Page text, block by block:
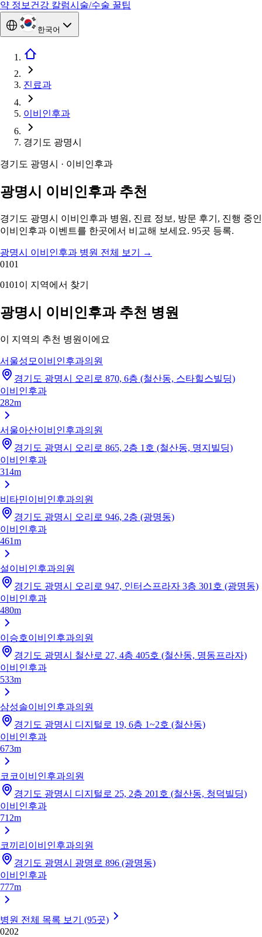
약 정보 건강 칼럼시술/수술 꿀팁
한국어
진료과
이비인후과
경기도 광명시
경기도 광명시 · 이비인후과
광명시 이비인후과 추천
경기도 광명시 이비인후과 병원, 진료 정보, 방문 후기, 진행 중인
이비인후과 이벤트를 한곳에서 비교해 보세요. 95곳 등록.
광명시 이비인후과 병원 전체 보기
→
0101
0101 이 지역에서 찾기
광명시 이비인후과 추천 병원
이 지역의 추천 병원이에요
서울성모이비인후과의원
경기도 광명시 오리로 870, 6층 (철산동, 스타힐스빌딩)
이비인후과
282m
서울아산이비인후과의원
경기도 광명시 오리로 865, 2층 1호 (철산동, 명지빌딩)
이비인후과
314m
비타민이비인후과의원
경기도 광명시 오리로 946, 2층 (광명동)
이비인후과
461m
설이비인후과의원
경기도 광명시 오리로 947, 인터스프라자 3층 301호 (광명동)
이비인후과
480m
이승호이비인후과의원
경기도 광명시 철산로 27, 4층 405호 (철산동, 명동프라자)
이비인후과
533m
삼성솔이비인후과의원
경기도 광명시 디지털로 19, 6층 1~2호 (철산동)
이비인후과
673m
코코이비인후과의원
경기도 광명시 디지털로 25, 2층 201호 (철산동, 청덕빌딩)
이비인후과
712m
코끼리이비인후과의원
경기도 광명시 광명로 896 (광명동)
이비인후과
777m
병원 전체 목록 보기 (95곳)
0202